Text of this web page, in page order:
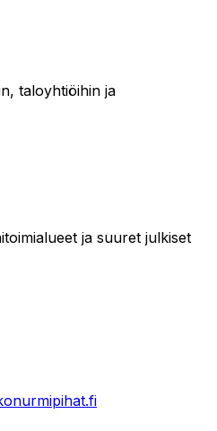
taloyhtiöihin ja
ja suuret julkiset